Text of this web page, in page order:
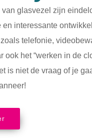
glasvezel zijn
interessante
telefonie,
ook het “werken in de
is niet de vraag of je